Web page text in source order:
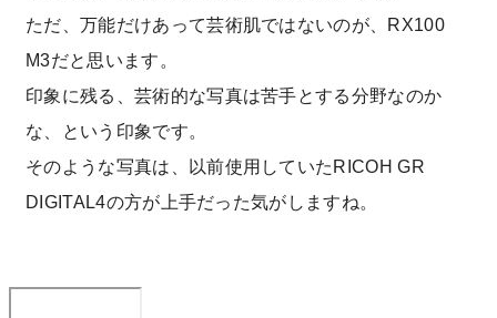
ただ、万能だけあって芸術肌ではないのが、RX100
M3だと思います。
印象に残る、芸術的な写真は苦手とする分野なのか
な、という印象です。
そのような写真は、以前使用していたRICOH GR
DIGITAL4の方が上手だった気がしますね。